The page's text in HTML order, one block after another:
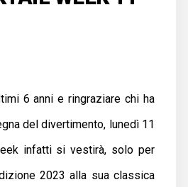
6 anni e ringraziare chi ha
del divertimento, lunedì 11
infatti si vestirà, solo per
2023 alla sua classica